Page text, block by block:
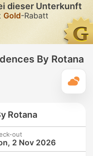
dieser Unterkunft
Gold-Rabatt
By Rotana
Rotana
out
2 Nov 2026